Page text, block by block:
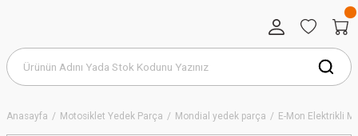
Anasayfa Motosiklet Yedek Parça Mondial yedek parça E-Mon Elektrikli